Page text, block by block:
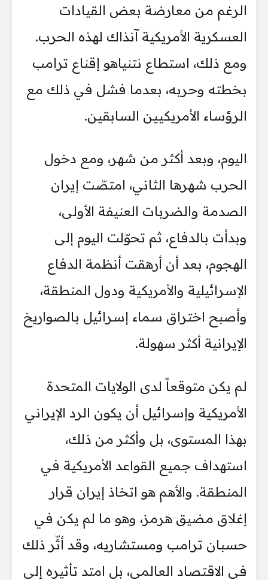
الرغم من معارضة بعض القيادات
العسكرية الأمريكية آنذاك لهذه الحرب.
ومع ذلك، استطاع نتنياهو إقناع ترامب
بخطته وحربه، بعدما فشل في ذلك مع
الرؤساء الأمريكيين السابقين.
اليوم، وبعد أكثر من شهر، ومع دخول
الحرب شهرها الثاني، امتصّت إيران
الصدمة والضربات العنيفة الأولى،
وبدأت بالدفاع، ثم تحوّلت اليوم إلى
الهجوم، بعد أن أرهقت أنظمة الدفاع
الإسرائيلية والأمريكية ودول المنطقة،
وأصبح اختراق سماء إسرائيل بالصواريخ
الإيرانية أكثر سهولة.
لم يكن متوقعاً لدى الولايات المتحدة
الأمريكية وإسرائيل أن يكون الرد الإيراني
بهذا المستوى، بل وأكثر من ذلك،
استهداف جميع القواعد الأمريكية في
المنطقة. والأهم هو اتخاذ إيران قرار
إغلاق مضيق هرمز، وهو ما لم يكن في
حسبان ترامب ومستشاريه، وقد أثّر ذلك
في الاقتصاد العالمي، بل امتد تأثيره إلى